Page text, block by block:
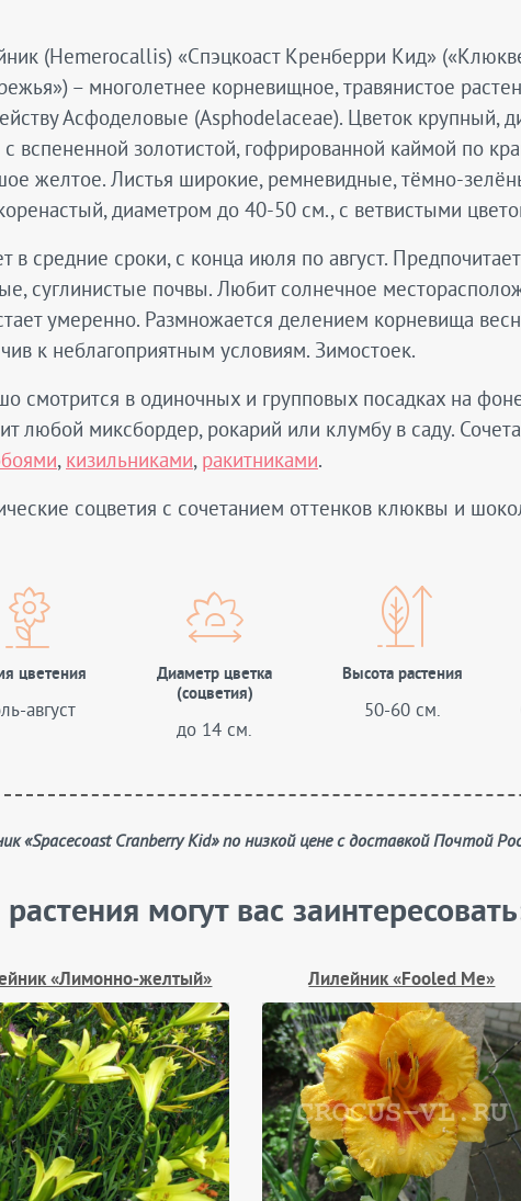
(Hemerocallis) «Спэцкоаст Кренберри Кид»
– многолетнее корневищное, травянистое
Асфоделовые (Asphodelaceae). Цветок крупный,
с вспененной золотистой, гофрированной каймой по
желтое. Листья широкие, ремневидные, тёмно-
диаметром до 40-50 см., с ветвистыми
в средние сроки, с конца июля по август.
суглинистые почвы. Любит солнечное
умеренно. Размножается делением корневища
к неблагоприятным условиям. Зимостоек.
смотрится в одиночных и групповых посадках на
любой миксбордер, рокарий или клумбу в саду.
, кизильниками, ракитниками.
соцветия с сочетанием оттенков клюквы и
цветения
август
Диаметр цветка
(соцветия)
до 14 см.
Высота растения
50-60 см.
«Spacecoast Cranberry Kid» по низкой цене с доставкой Почтой
могут вас
«Лимонно‑желтый» Лилейник «Fooled Me»